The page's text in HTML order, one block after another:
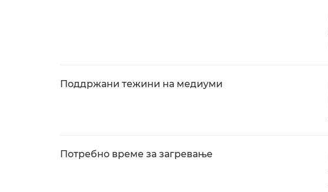
Поддржани тежини на медиуми
Потребно време за загревање